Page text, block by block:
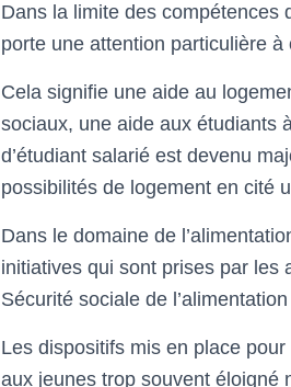
Dans la limite des compétences
porte une attention particulière à
Cela signifie une aide au
sociaux, une aide aux étudiants
d’étudiant salarié est devenu
possibilités de logement en cité
Dans le domaine de
initiatives qui sont prises par les
Sécurité sociale de
Les dispositifs mis en place
aux jeunes trop souvent éloigné